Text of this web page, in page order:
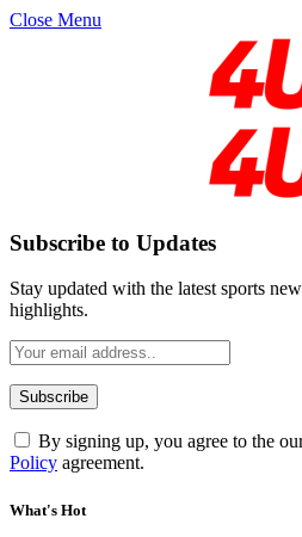
Close Menu
Subscribe to Updates
Stay updated with the latest sports
highlights.
By signing up, you agree to the
Policy agreement.
What's Hot